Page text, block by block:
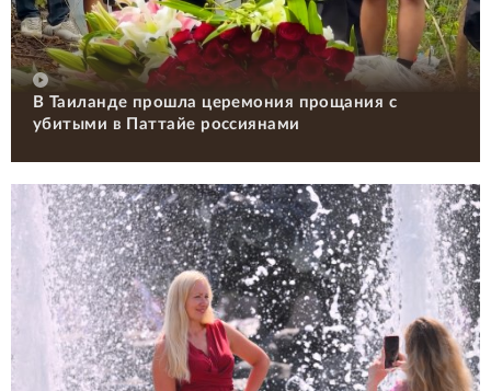
В Таиланде прошла церемония прощания с
убитыми в Паттайе россиянами